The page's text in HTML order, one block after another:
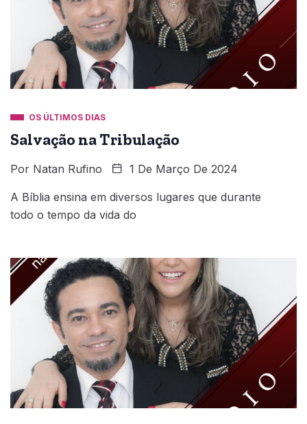
OS ÚLTIMOS DIAS
Salvação na Tribulação
Por Natan Rufino 1 De Março De 2024
A Bíblia ensina em diversos lugares que durante
todo o tempo da vida do